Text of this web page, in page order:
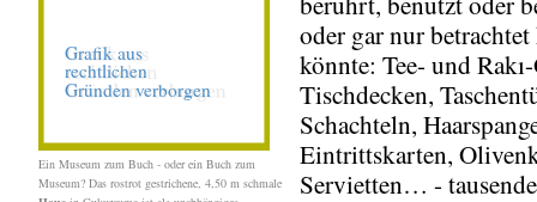
Ein Museum zum Buch - oder ein Buch zum
Museum? Das rostrot gestrichene, 4,50 m schmale
oder gar nur betrachtet
könnte: Tee- und
Tischdecken,
Schachteln,
Eintrittskarten,
Servietten… -